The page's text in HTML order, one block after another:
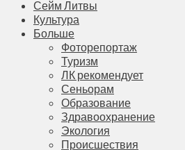
Сейм Литвы
Культура
Больше
Фоторепортаж
Туризм
ЛК рекомендует
Сеньорам
Образование
Здравоохранение
Экология
Происшествия